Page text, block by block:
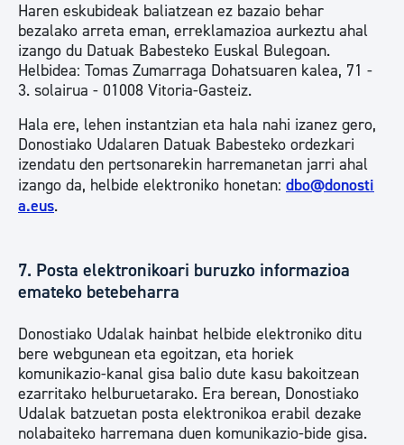
Haren eskubideak baliatzean ez bazaio behar
bezalako arreta eman, erreklamazioa aurkeztu ahal
izango du Datuak Babesteko Euskal Bulegoan.
Helbidea: Tomas Zumarraga Dohatsuaren kalea, 71 -
3. solairua - 01008 Vitoria-Gasteiz.
Hala ere, lehen instantzian eta hala nahi izanez gero,
Donostiako Udalaren Datuak Babesteko ordezkari
izendatu den pertsonarekin harremanetan jarri ahal
izango da, helbide elektroniko honetan: dbo@donosti
a.eus.
7. Posta elektronikoari buruzko informazioa
emateko betebeharra
Donostiako Udalak hainbat helbide elektroniko ditu
bere webgunean eta egoitzan, eta horiek
komunikazio-kanal gisa balio dute kasu bakoitzean
ezarritako helburuetarako. Era berean, Donostiako
Udalak batzuetan posta elektronikoa erabil dezake
nolabaiteko harremana duen komunikazio-bide gisa.